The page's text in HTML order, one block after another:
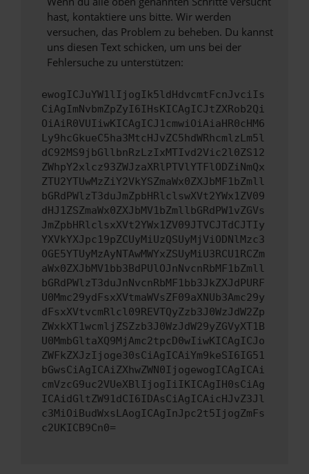
hast, kontaktiere uns bitte. Wir werden
versuchen, das Problem zu beheben. Du kannst
uns diesen Text schicken, um uns bei der
Fehlersuche zu unterstützen:
ewogICJuYW1lIjogIk5ldHdvcmtFcnJvciIs
CiAgImNvbmZpZyI6IHsKICAgICJtZXRob2Qi
OiAiR0VUIiwKICAgICJ1cmwiOiAiaHR0cHM6
Ly9hcGkueC5ha3MtcHJvZC5hdWRhcmlzLm5l
dC92MS9jbGllbnRzLzIxMTIvd2Vic2l0ZS12
ZWhpY2xlcz93ZWJzaXRlPTVlYTFlODZiNmQx
ZTU2YTUwMzZiY2VkYSZmaWx0ZXJbMF1bZmll
bGRdPWlzT3duJmZpbHRlclswXVt2YWx1ZV09
dHJ1ZSZmaWx0ZXJbMV1bZmllbGRdPW1vZGVs
JmZpbHRlclsxXVt2YWx1ZV09JTVCJTdCJTIy
YXVkYXJpc19pZCUyMiUzQSUyMjViODNlMzc3
OGE5YTUyMzAyNTAwMWYxZSUyMiU3RCU1RCZm
aWx0ZXJbMV1bb3BdPUlOJnNvcnRbMF1bZmll
bGRdPWlzT3duJnNvcnRbMF1bb3JkZXJdPURF
U0Mmc29ydFsxXVtmaWVsZF09aXNUb3Amc29y
dFsxXVtvcmRlcl09REVTQyZzb3J0WzJdW2Zp
ZWxkXT1wcmljZSZzb3J0WzJdW29yZGVyXT1B
U0MmbGltaXQ9MjAmc2tpcD0wIiwKICAgICJo
ZWFkZXJzIjoge30sCiAgICAiYm9keSI6IG51
bGwsCiAgICAiZXhwZWN0IjogewogICAgICAi
cmVzcG9uc2VUeXBlIjogIiIKICAgIH0sCiAg
ICAidGltZW91dCI6IDAsCiAgICAicHJvZ3Jl
c3MiOiBudWxsLAogICAgInJpc2t5IjogZmFs
c2UKICB9Cn0=